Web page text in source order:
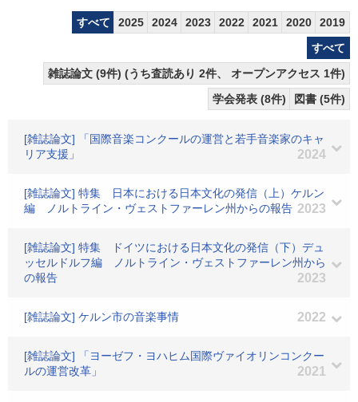
すべて 2025 2024 2023 2022 2021 2020
2019
すべて
雑誌論文 (9件) (うち査読あり 2件、 オープンアクセス 1件)
学会発表 (8件)
図書 (5件)
[雑誌論文] 「国際音楽コンクールの運営と若手音楽家のキャ
リア支援」
2024
[雑誌論文] 特集 日本における日本文化の発信（上）ケルン
編 ノルトライン・ヴェストファーレン州からの報告 2023
[雑誌論文] 特集 ドイツにおける日本文化の発信（下）デュ
ッセルドルフ編 ノルトライン・ヴェストファーレン州から
の報告
2023
[雑誌論文] ケルン市の音楽事情 2022
[雑誌論文] 「ヨーゼフ・ヨハヒム国際ヴァイオリンコンクー
ルの運営改革」
2021